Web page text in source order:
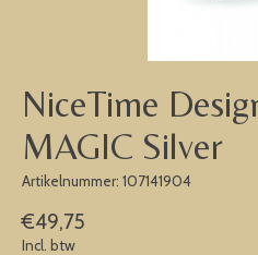
NiceTime
MAGIC Silver
Artikelnummer: 107141904
€49,75
Incl. btw